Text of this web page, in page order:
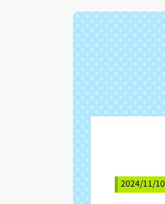
2024/11/10